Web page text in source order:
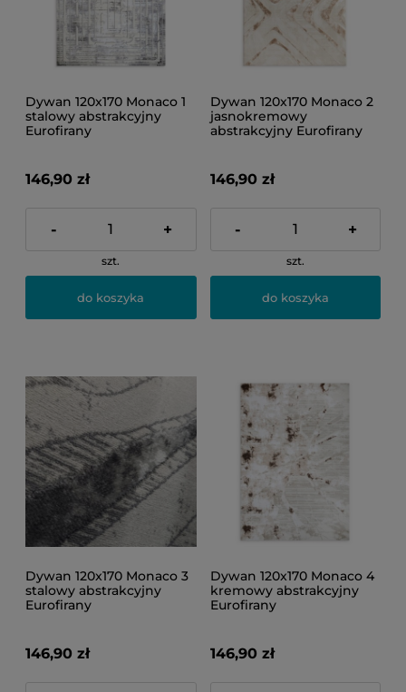
Dywan 120x170 Monaco 1
stalowy abstrakcyjny
Eurofirany
146,90 zł
- +
szt.
do koszyka
Dywan 120x170 Monaco 2
jasnokremowy
abstrakcyjny Eurofirany
146,90 zł
- +
szt.
do koszyka
Dywan 120x170 Monaco 3
stalowy abstrakcyjny
Eurofirany
146,90 zł
Dywan 120x170 Monaco 4
kremowy abstrakcyjny
Eurofirany
146,90 zł